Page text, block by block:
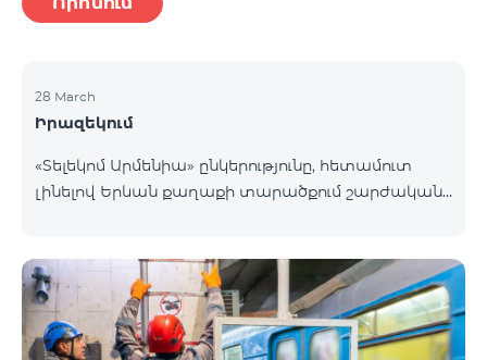
28 March
Իրազեկում
«Տելեկոմ Արմենիա» ընկերությունը, հետամուտ
լինելով Երևան քաղաքի տարածքում շարժական
տեղակայել հենասյունային տիպի կայմ Երևան
քաղաքի Նոր-Նորք վարչական շրջանի
Բագրևանդ փողոցի Ինժեներական թաղամասին
հարող հատվածում։ Տեղակայվող շարժական